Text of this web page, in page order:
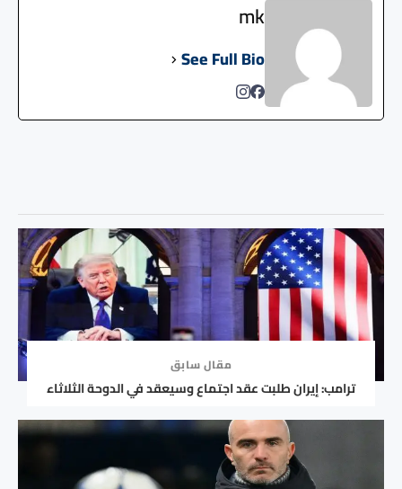
mk
See Full Bio
مقال سابق
ترامب: إيران طلبت عقد اجتماع وسيعقد في الدوحة الثلاثاء